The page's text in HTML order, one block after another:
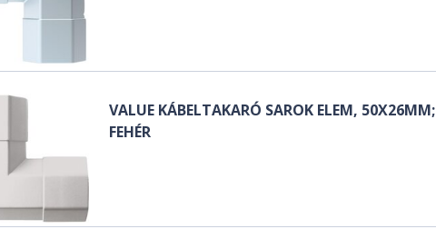
VALUE KÁBELTAKARÓ SAROK ELEM, 50X26MM;
FEHÉR